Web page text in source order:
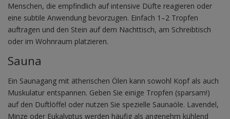
Menschen, die empfindlich auf intensive Düfte reagieren oder
eine subtile Anwendung bevorzugen. Einfach 1–2 Tropfen
auftragen und den Stein auf dem Nachttisch, am Schreibtisch
oder im Wohnraum platzieren.
Sauna
Ein Saunagang mit ätherischen Ölen kann sowohl Kopf als auch
Muskulatur entspannen. Geben Sie einige Tropfen (sparsam!)
auf den Duftlöffel oder nutzen Sie spezielle Saunaöle. Lavendel,
Minze oder Eukalyptus werden häufig als angenehm kühlend